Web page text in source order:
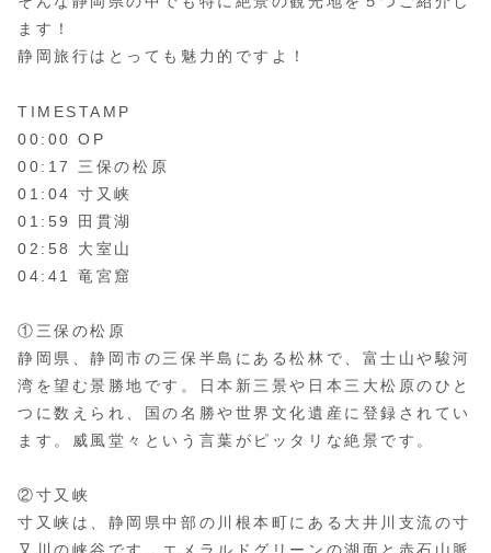
ます！
静岡旅行はとっても魅力的ですよ！
TIMESTAMP
00:00 OP
00:17 三保の松原
01:04 寸又峡
01:59 田貫湖
02:58 大室山
04:41 竜宮窟
①三保の松原
静岡県、静岡市の三保半島にある松林で、富士山や駿河
湾を望む景勝地です。日本新三景や日本三大松原のひと
つに数えられ、国の名勝や世界文化遺産に登録されてい
ます。威風堂々という言葉がピッタリな絶景です。
②寸又峡
寸又峡は、静岡県中部の川根本町にある大井川支流の寸